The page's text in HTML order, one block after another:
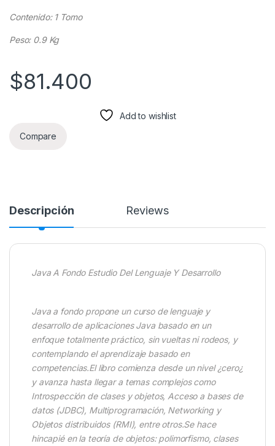
Contenido: 1 Tomo
Peso: 0.9 Kg
$81.400
Add to wishlist
Compare
Descripción Reviews
Java A Fondo Estudio Del Lenguaje Y Desarrollo
Java a fondo propone un curso de lenguaje y
desarrollo de aplicaciones Java basado en un
enfoque totalmente práctico, sin vueltas ni rodeos, y
contemplando el aprendizaje basado en
competencias.El libro comienza desde un nivel ¿cero¿
y avanza hasta llegar a temas complejos como
Introspección de clases y objetos, Acceso a bases de
datos (JDBC), Multiprogramación, Networking y
Objetos distribuidos (RMI), entre otros.Se hace
hincapié en la teoría de objetos: polimorfismo, clases